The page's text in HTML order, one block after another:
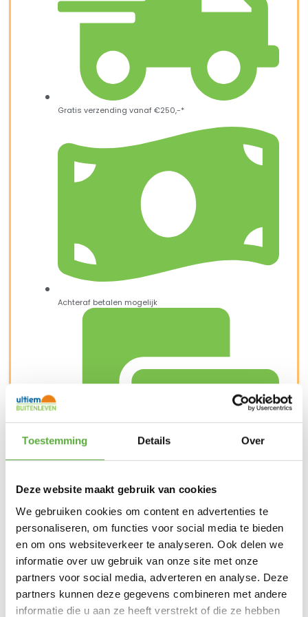
Toestemming Details Over
Deze website maakt gebruik van cookies
We gebruiken cookies om content en advertenties te
personaliseren, om functies voor social media te bieden
en om ons websiteverkeer te analyseren. Ook delen we
informatie over uw gebruik van onze site met onze
partners voor social media, adverteren en analyse. Deze
partners kunnen deze gegevens combineren met andere
informatie die u aan ze heeft verstrekt of die ze hebben
Gratis verzending vanaf €250,-*
Achteraf betalen mogelijk
Snelle verzending & levering aan huis